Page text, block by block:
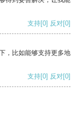
支持[0] 反对[0]
，比如能够支持更多地
支持[0] 反对[0]